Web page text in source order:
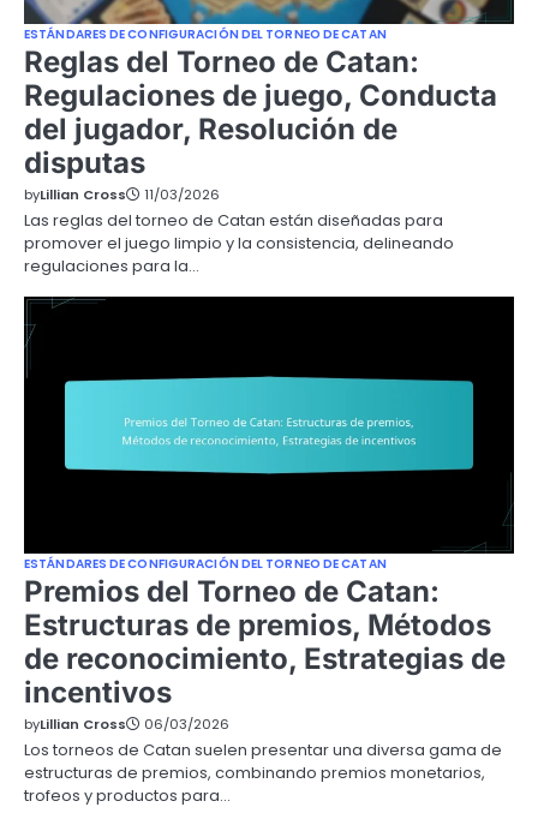
ESTÁNDARES DE CONFIGURACIÓN DEL TORNEO DE CATAN
Reglas del Torneo de Catan:
Regulaciones de juego, Conducta
del jugador, Resolución de
disputas
byLillian Cross 11/03/2026
Las reglas del torneo de Catan están diseñadas para
promover el juego limpio y la consistencia, delineando
regulaciones para la…
ESTÁNDARES DE CONFIGURACIÓN DEL TORNEO DE CATAN
Premios del Torneo de Catan:
Estructuras de premios, Métodos
de reconocimiento, Estrategias de
incentivos
byLillian Cross 06/03/2026
Los torneos de Catan suelen presentar una diversa gama de
estructuras de premios, combinando premios monetarios,
trofeos y productos para…